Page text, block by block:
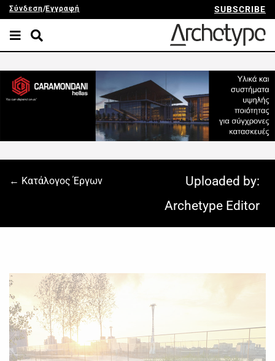
Σύνδεση/Εγγραφή SUBSCRIBE
← Κατάλογος Έργων
Uploaded by:
Archetype Editor